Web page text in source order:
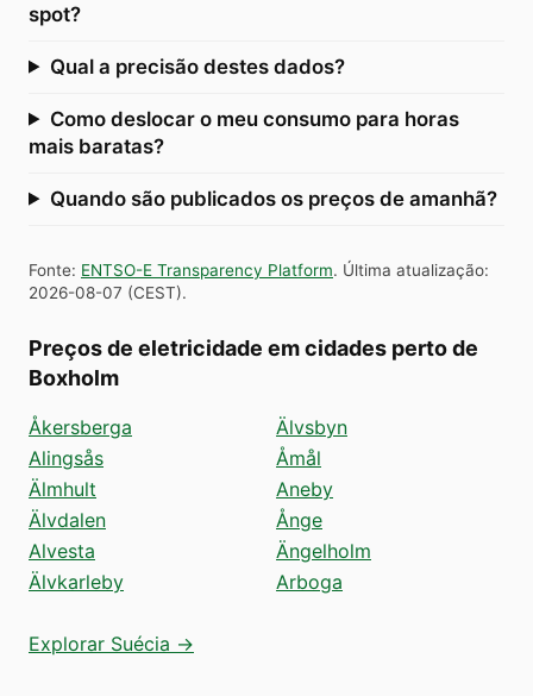
spot?
Qual a precisão destes dados?
Como deslocar o meu consumo para horas
mais baratas?
Quando são publicados os preços de amanhã?
Fonte: ENTSO-E Transparency Platform. Última atualização:
2026-08-07 (CEST).
Preços de eletricidade em cidades perto de
Boxholm
Åkersberga
Alingsås
Älmhult
Älvdalen
Alvesta
Älvkarleby
Älvsbyn
Åmål
Aneby
Ånge
Ängelholm
Arboga
Explorar Suécia →